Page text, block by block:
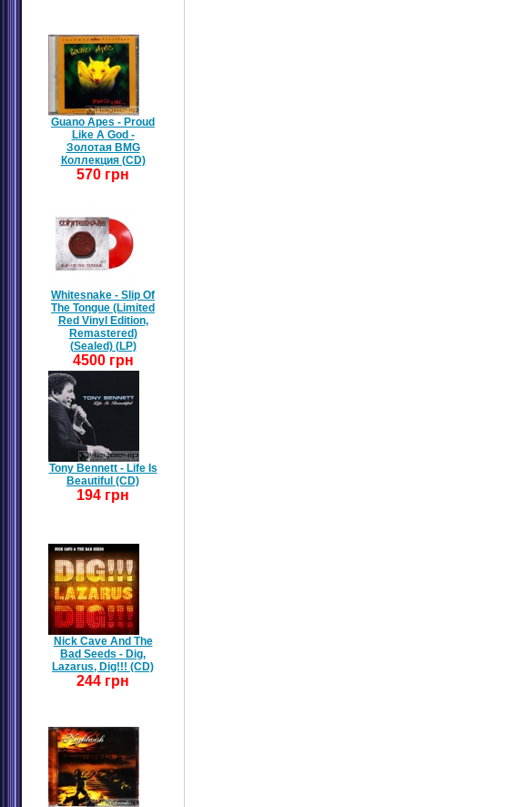
Guano Apes - Proud
Like A God -
Золотая BMG
Коллекция (CD)
570 грн
Whitesnake - Slip Of
The Tongue (Limited
Red Vinyl Edition,
Remastered)
(Sealed) (LP)
4500 грн
Tony Bennett - Life Is
Beautiful (CD)
194 грн
Nick Cave And The
Bad Seeds - Dig,
Lazarus, Dig!!! (CD)
244 грн